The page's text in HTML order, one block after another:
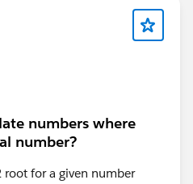
numbers where
number?
for a given number